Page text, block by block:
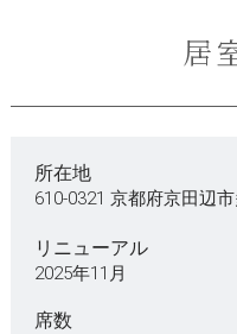
居
所在地
610-0321 京都府京田辺
リニューアル
2025年11月
席数